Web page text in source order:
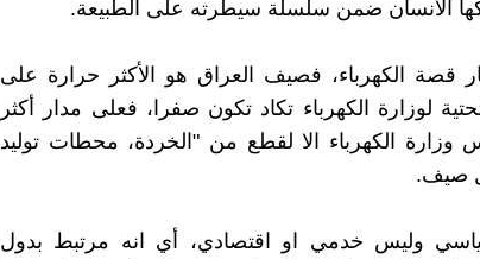
الانسان ضمن سلسلة سيطرته على الطبيعة.
قصة الكهرباء، فصيف العراق هو الأكثر حرارة على
لوزارة الكهرباء تكاد تكون صفرا، فعلى مدار أكثر
الكهرباء الا لقطع من "الخردة، محطات توليد
صيف.
وليس خدمي او اقتصادي، أي انه مرتبط بدول